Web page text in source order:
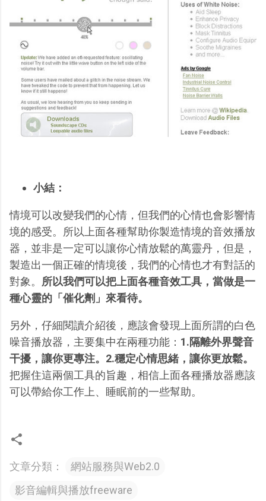
小結：
情境可以改變我們的心情，但我們的心情也會影響情
境的感受。所以上面各種幫助你製造情境的音效播放
器，並非是一定可以讓你心情放鬆的萬靈丹，但是，
製造出一個正確的情境後，我們的心情也才有對話的
對象。 所以我們可以把上面各種音效工具，當做是一
種心靈的「催化劑」來看待。
另外，仔細閱讀介紹後，應該會發現上面所謂的白色
噪音播放器，主要集中在兩種功能： 1.隔離外界聲音
干擾，讓你更專注。2.穩定心情思緒，讓你更放鬆。
把握住這兩個工具的旨趣，相信上面各種播放器應該
可以帶給你工作上、睡眠前的一些幫助。
文章分類：
網站服務與Web2.0
影音編輯與播放freeware